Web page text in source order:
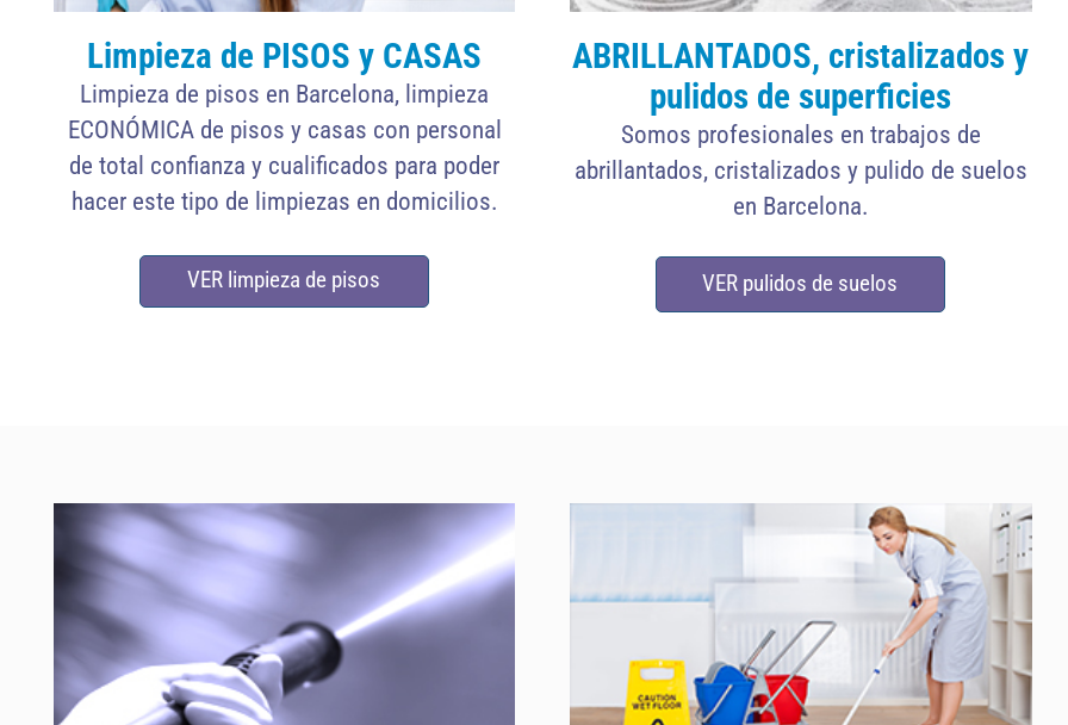
Limpieza de PISOS y CASAS
Limpieza de pisos en Barcelona, limpieza
ECONÓMICA de pisos y casas con personal
de total confianza y cualificados para poder
hacer este tipo de limpiezas en domicilios.
VER limpieza de pisos
ABRILLANTADOS, cristalizados y
pulidos de superficies
Somos profesionales en trabajos de
abrillantados, cristalizados y pulido de suelos
en Barcelona.
VER pulidos de suelos